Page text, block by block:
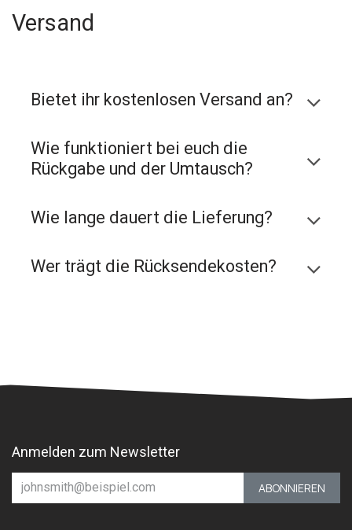
Versand
Bietet ihr kostenlosen Versand an?
Wie funktioniert bei euch die
Rückgabe und der Umtausch?
Wie lange dauert die Lieferung?
Wer trägt die Rücksendekosten?
Anmelden zum Newsletter
ABONNIEREN